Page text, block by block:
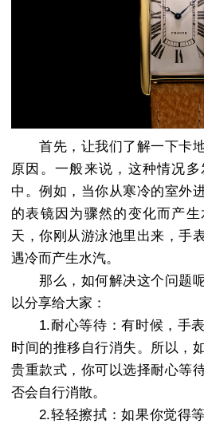
首先，让我们了解一下卡地
原因。一般来说，这种情况
中。例如，当你从寒冷的室外
的表镜因为骤然的变化而产
天，你刚从游泳池里出来，手
遇冷而产生水汽。
那么，如何解决这个问题呢
以分享给大家：
1.耐心等待：有时候，手表
时间的推移自行消失。所以，
贵重款式，你可以选择耐心等
否会自行消散。
2.轻轻擦拭：如果你觉得等